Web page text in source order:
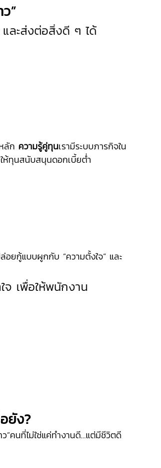
”
ละส่งต่อสิ่งดี ๆ ได้
ลัก ความรู้คู่ทุนเรามีระบบภารกิจใน
ห้ทุนสนับสนุนดอกเบี้ยต่ำ
ยกู้แบบผูกกับ “ความตั้งใจ” และ
จ เพื่อให้พนักงาน
ยัง?
”คนที่ไม่ใช่แค่ทำงานดี…แต่มีชีวิตดี